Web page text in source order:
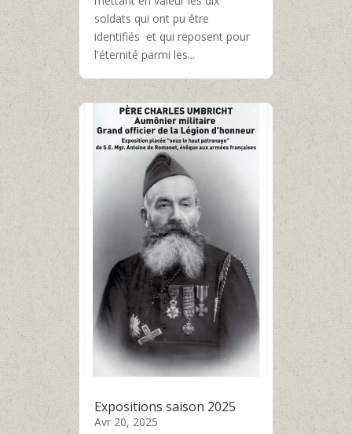
soldats qui ont pu être
identifiés et qui reposent pour
l'éternité parmi les...
Expositions saison 2025
Avr 20, 2025